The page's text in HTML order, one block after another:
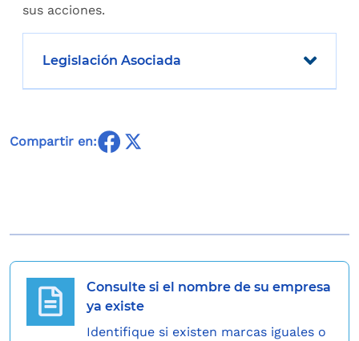
sus acciones.
Legislación Asociada
Compartir en:
Consulte si el nombre de su empresa
ya existe
Identifique si existen marcas iguales o